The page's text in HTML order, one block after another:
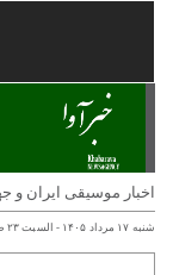
اخبار موسیقی ایران و
شنبه ۱۷ مرداد ۱۴۰۵ - السبت ۲۳ صفر ۱۴۴۸